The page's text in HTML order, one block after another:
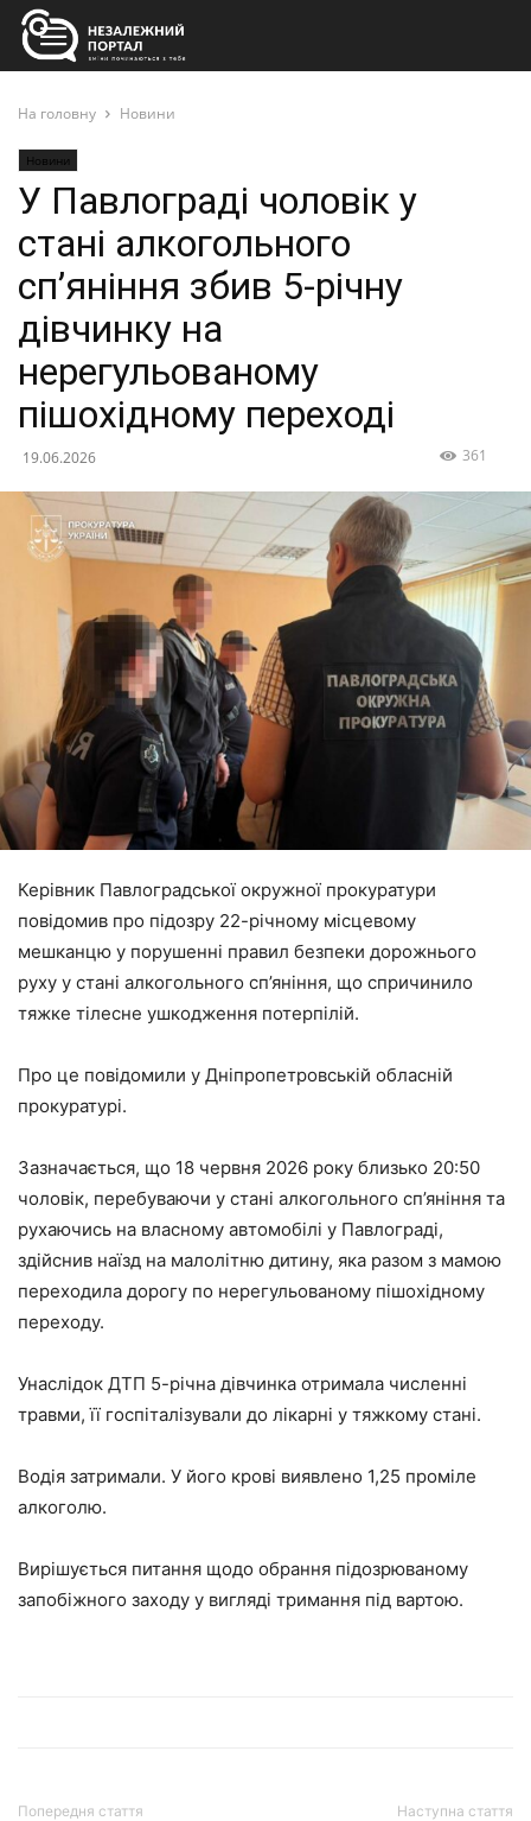
На головну Новини
Новини
У Павлограді чоловік у
стані алкогольного
сп’яніння збив 5-річну
дівчинку на
нерегульованому
пішохідному переході
19.06.2026 361
Керівник Павлоградської окружної прокуратури
повідомив про підозру 22-річному місцевому
мешканцю у порушенні правил безпеки дорожнього
руху у стані алкогольного сп’яніння, що спричинило
тяжке тілесне ушкодження потерпілій.
Про це повідомили у Дніпропетровській обласній
прокуратурі.
Зазначається, що 18 червня 2026 року близько 20:50
чоловік, перебуваючи у стані алкогольного сп’яніння та
рухаючись на власному автомобілі у Павлограді,
здійснив наїзд на малолітню дитину, яка разом з мамою
переходила дорогу по нерегульованому пішохідному
переходу.
Унаслідок ДТП 5-річна дівчинка отримала численні
травми, її госпіталізували до лікарні у тяжкому стані.
Водія затримали. У його крові виявлено 1,25 проміле
алкоголю.
Вирішується питання щодо обрання підозрюваному
запобіжного заходу у вигляді тримання під вартою.
Попередня стаття Наступна стаття